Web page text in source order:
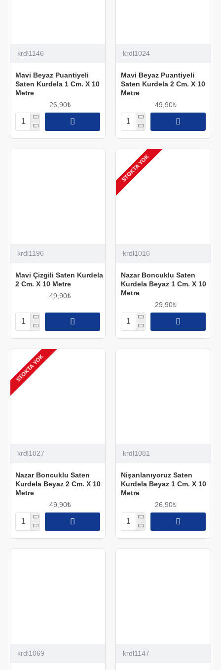
krdl1146
Mavi Beyaz Puantiyeli
Saten Kurdela 1 Cm. X 10
Metre
26,90₺
krdl1024
Mavi Beyaz Puantiyeli
Saten Kurdela 2 Cm. X 10
Metre
49,90₺
krdl1196
Mavi Çizgili Saten Kurdela
2 Cm. X 10 Metre
49,90₺
STOKTA YOK
krdl1016
Nazar Boncuklu Saten
Kurdela Beyaz 1 Cm. X 10
Metre
29,90₺
STOKTA YOK
krdl1027
Nazar Boncuklu Saten
Kurdela Beyaz 2 Cm. X 10
Metre
49,90₺
krdl1081
Nişanlanıyoruz Saten
Kurdela Beyaz 1 Cm. X 10
Metre
26,90₺
krdl1069 krdl1147